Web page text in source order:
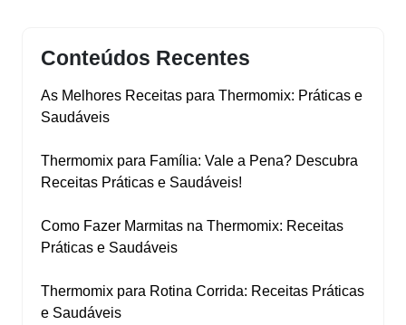
Conteúdos Recentes
As Melhores Receitas para Thermomix: Práticas e
Saudáveis
Thermomix para Família: Vale a Pena? Descubra
Receitas Práticas e Saudáveis!
Como Fazer Marmitas na Thermomix: Receitas
Práticas e Saudáveis
Thermomix para Rotina Corrida: Receitas Práticas
e Saudáveis